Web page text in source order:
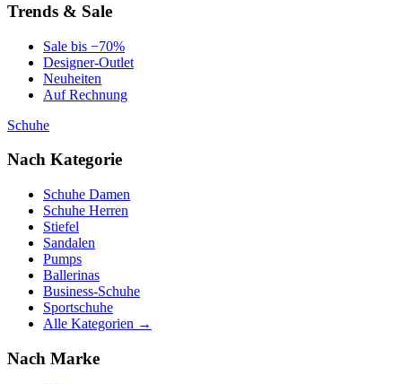
Trends & Sale
Sale bis −70%
Designer-Outlet
Neuheiten
Auf Rechnung
Schuhe
Nach Kategorie
Schuhe Damen
Schuhe Herren
Stiefel
Sandalen
Pumps
Ballerinas
Business-Schuhe
Sportschuhe
Alle Kategorien →
Nach Marke